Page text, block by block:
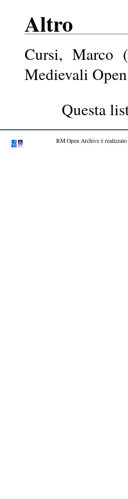
Altro
Cursi, Marco
Medievali
Questa
RM Open Archive è